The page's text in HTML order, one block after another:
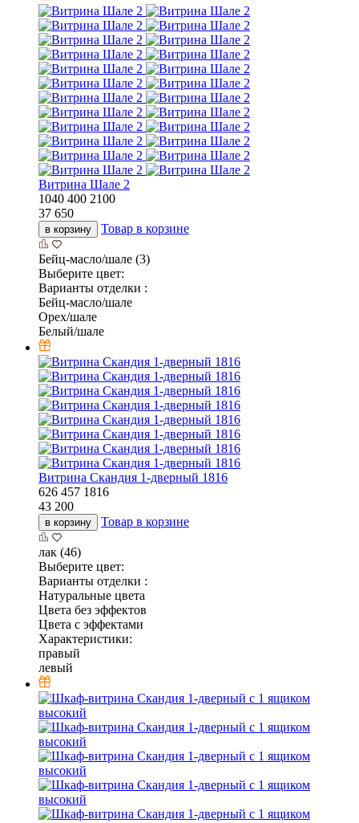
Витрина Шале 2
1040 400 2100
37 650
в корзину Товар в корзине
Бейц-масло/шале (3)
Выберите цвет:
Варианты отделки :
Бейц-масло/шале
Орех/шале
Белый/шале
Витрина Скандия 1-дверный 1816
626 457 1816
43 200
в корзину Товар в корзине
лак (46)
Выберите цвет:
Варианты отделки :
Натуральные цвета
Цвета без эффектов
Цвета с эффектами
Характеристики:
правый
левый